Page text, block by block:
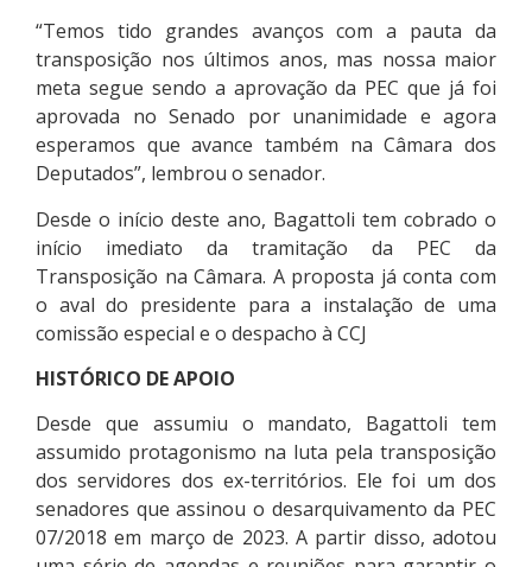
“Temos tido grandes avanços com a pauta da
transposição nos últimos anos, mas nossa maior
meta segue sendo a aprovação da PEC que já foi
aprovada no Senado por unanimidade e agora
esperamos que avance também na Câmara dos
Deputados”, lembrou o senador.
Desde o início deste ano, Bagattoli tem cobrado o
início imediato da tramitação da PEC da
Transposição na Câmara. A proposta já conta com
o aval do presidente para a instalação de uma
comissão especial e o despacho à CCJ
HISTÓRICO DE APOIO
Desde que assumiu o mandato, Bagattoli tem
assumido protagonismo na luta pela transposição
dos servidores dos ex-territórios. Ele foi um dos
senadores que assinou o desarquivamento da PEC
07/2018 em março de 2023. A partir disso, adotou